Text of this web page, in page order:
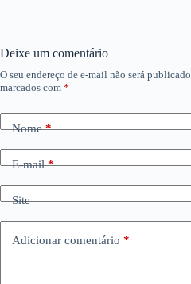
Deixe um comentário
O seu endereço de e-mail não será publicado.
marcados com *
Nome*
E-mail*
Site
Adicionar comentário *